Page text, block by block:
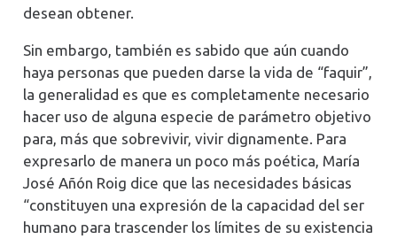
desean obtener.
Sin embargo, también es sabido que aún cuando
haya personas que pueden darse la vida de “faquir”,
la generalidad es que es completamente necesario
hacer uso de alguna especie de parámetro objetivo
para, más que sobrevivir, vivir dignamente. Para
expresarlo de manera un poco más poética, María
José Añón Roig dice que las necesidades básicas
“constituyen una expresión de la capacidad del ser
humano para trascender los límites de su existencia